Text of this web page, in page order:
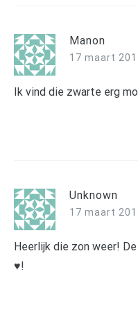
Manon
17 maart
Ik vind die zwarte erg
Unknown
17 maart
Heerlijk die zon weer!
♥!